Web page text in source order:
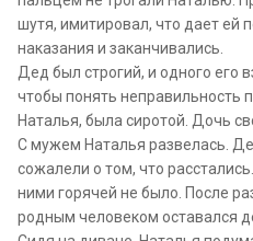
шутя, имитировал, что дает ей
наказания и заканчивались.
Дед был строгий, и одного его
чтобы понять неправильность
Наталья, была сиротой. Дочь
С мужем Наталья развелась.
сожалели о том, что
ними горячей не было. После
родным человеком оставался